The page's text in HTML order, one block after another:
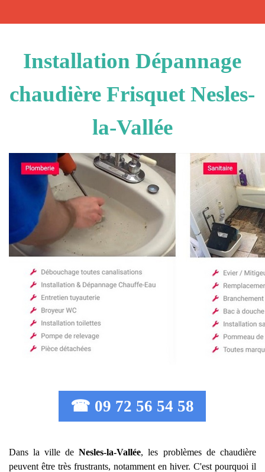
Installation Dépannage
chaudière Frisquet Nesles-
la-Vallée
☎ 09 72 56 54 58
Dans la ville deNesles-la-Vallée, les problèmes de chaudière
peuvent être très frustrants, notamment en hiver. C'est pourquoi il